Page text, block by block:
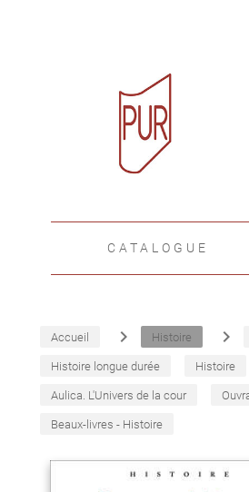
CATALOGUE
Accueil navigate_next Histoire navigate_next
Histoire longue durée Histoire
Aulica. L'Univers de la cour
Beaux-livres - Histoire